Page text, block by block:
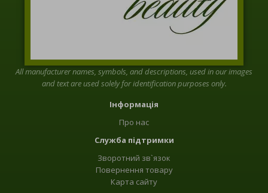
All manufacturer names, symbols, and descriptions, used in our images
and text are used solely for identification purposes only.
Інформація
Про нас
Служба підтримки
Зворотний зв`язок
Повернення товару
Карта сайту